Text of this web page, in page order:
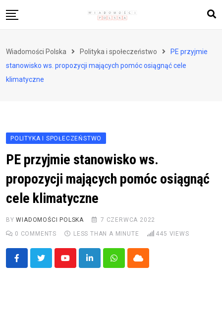
to
Zdrowie i styl życia
Wiadomości Polska Polityka i społeczeństwo
PE przyjmie
stanowisko ws. propozycji mających pomóc osiągnąć cele
klimatyczne
POLITYKA I SPOŁECZEŃSTWO
PE przyjmie stanowisko ws.
propozycji mających pomóc osiągnąć
cele klimatyczne
BYWIADOMOŚCI POLSKA
7 CZERWCA 2022
0 COMMENTS LESS THAN A MINUTE 445 VIEWS
YoutubeLinkedInWhatsappCloud